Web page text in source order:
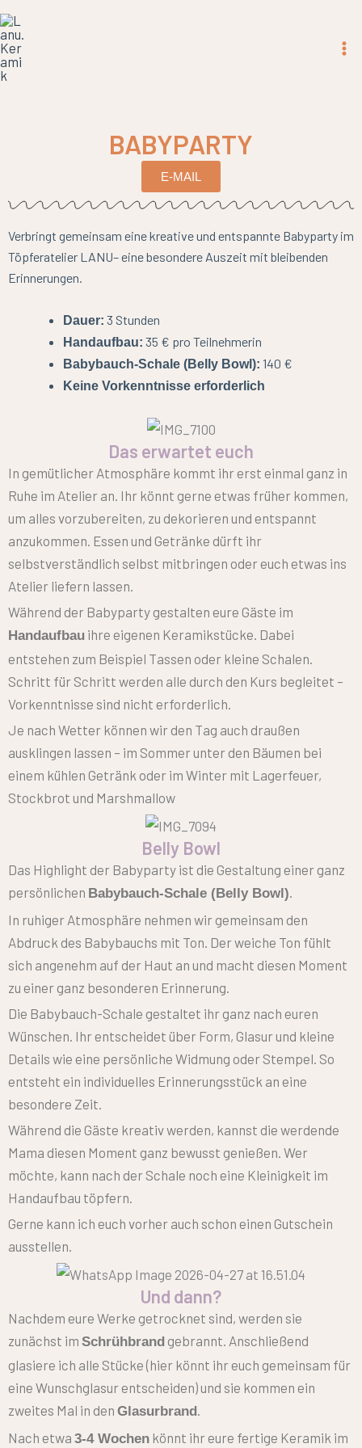
Zum
Inhalt
springen
BABYPARTY
E-MAIL
Verbringt gemeinsam eine kreative und entspannte Babyparty im
Töpferatelier LANU– eine besondere Auszeit mit bleibenden
Erinnerungen.
Dauer: 3 Stunden
Handaufbau: 35 € pro Teilnehmerin
Babybauch-Schale (Belly Bowl): 140 €
Keine Vorkenntnisse erforderlich
Das erwartet euch
In gemütlicher Atmosphäre kommt ihr erst einmal ganz in
Ruhe im Atelier an. Ihr könnt gerne etwas früher kommen,
um alles vorzubereiten, zu dekorieren und entspannt
anzukommen. Essen und Getränke dürft ihr
selbstverständlich selbst mitbringen oder euch etwas ins
Atelier liefern lassen.
Während der Babyparty gestalten eure Gäste im
Handaufbau ihre eigenen Keramikstücke. Dabei
entstehen zum Beispiel Tassen oder kleine Schalen.
Schritt für Schritt werden alle durch den Kurs begleitet –
Vorkenntnisse sind nicht erforderlich.
Je nach Wetter können wir den Tag auch draußen
ausklingen lassen – im Sommer unter den Bäumen bei
einem kühlen Getränk oder im Winter mit Lagerfeuer,
Stockbrot und Marshmallow
Belly Bowl
Das Highlight der Babyparty ist die Gestaltung einer ganz
persönlichen Babybauch-Schale (Belly Bowl).
In ruhiger Atmosphäre nehmen wir gemeinsam den
Abdruck des Babybauchs mit Ton. Der weiche Ton fühlt
sich angenehm auf der Haut an und macht diesen Moment
zu einer ganz besonderen Erinnerung.
Die Babybauch-Schale gestaltet ihr ganz nach euren
Wünschen. Ihr entscheidet über Form, Glasur und kleine
Details wie eine persönliche Widmung oder Stempel. So
entsteht ein individuelles Erinnerungsstück an eine
besondere Zeit.
Während die Gäste kreativ werden, kannst die werdende
Mama diesen Moment ganz bewusst genießen. Wer
möchte, kann nach der Schale noch eine Kleinigkeit im
Handaufbau töpfern.
Gerne kann ich euch vorher auch schon einen Gutschein
ausstellen.
Und dann?
Nachdem eure Werke getrocknet sind, werden sie
zunächst im Schrühbrand gebrannt. Anschließend
glasiere ich alle Stücke (hier könnt ihr euch gemeinsam für
eine Wunschglasur entscheiden) und sie kommen ein
zweites Mal in den Glasurbrand
Nach etwa 3-4 Wochen könnt ihr eure fertige Keramik im